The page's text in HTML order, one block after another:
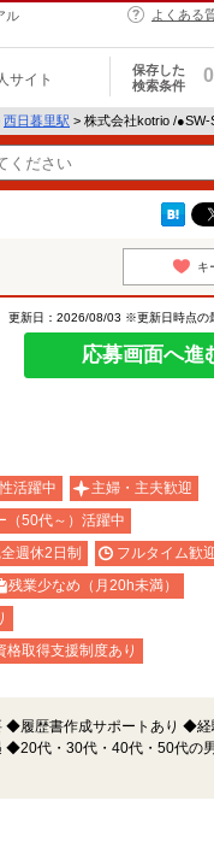
ル
よくある
サイト
保存した
検索条件
0
西日暮里駅 > 株式会社kotrio /
キ
更新日：2026/08/03 ※更新日時点の
応募画面へ進
活躍中
主婦・主夫歓迎
（50代～）活躍中
週休2日制
フルタイム歓
残業少なめ（月20h未満）
格取得支援制度あり
◆履歴書作成サポートあり ◆経
◆20代・30代・40代・50代の